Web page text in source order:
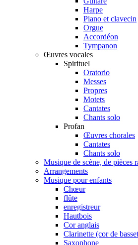
Harpe
Piano et clavecin
Orgue
Accordéon
Tympanon
Œuvres vocales
Spirituel
Oratorio
Messes
Propres
Motets
Cantates
Chants solo
Profan
Œuvres chorales
Cantates
Chants solo
Musique de scène, de pièces
Arrangements
Musique pour enfants
Chœur
flûte
enregistreur
Hautbois
Cor anglais
Clarinette (cor de
Saxophone